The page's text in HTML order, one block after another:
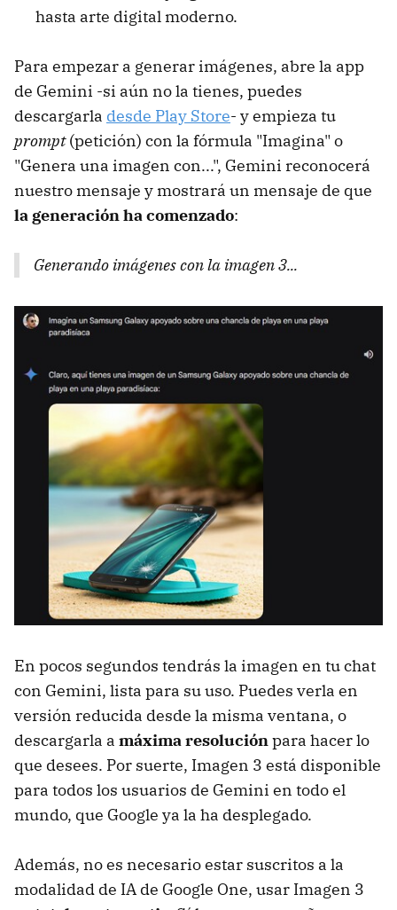
hasta arte digital moderno.
Para empezar a generar imágenes, abre la app
de Gemini -si aún no la tienes, puedes
descargarla desde Play Store- y empieza tu
prompt(petición) con la fórmula "Imagina" o
"Genera una imagen con...", Gemini reconocerá
nuestro mensaje y mostrará un mensaje de que
la generación ha comenzado:
Generando imágenes con la imagen 3...
En pocos segundos tendrás la imagen en tu chat
con Gemini, lista para su uso. Puedes verla en
versión reducida desde la misma ventana, o
descargarla a máxima resolución para hacer lo
que desees. Por suerte, Imagen 3 está disponible
para todos los usuarios de Gemini en todo el
mundo, que Google ya la ha desplegado.
Además, no es necesario estar suscritos a la
modalidad de IA de Google One, usar Imagen 3